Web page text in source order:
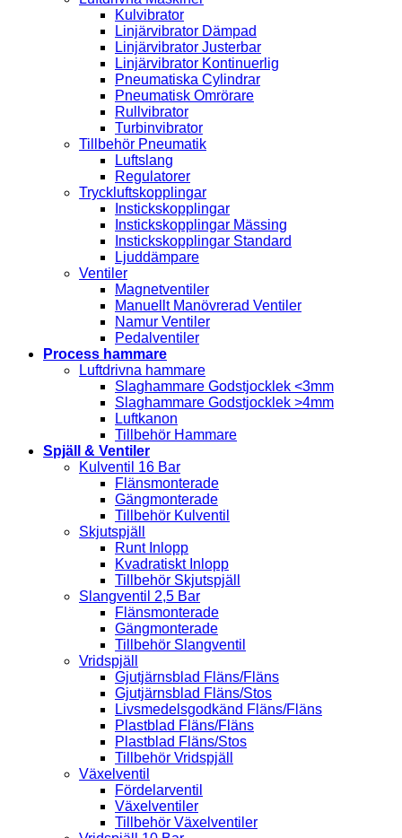
Kulvibrator
Linjärvibrator Dämpad
Linjärvibrator Justerbar
Linjärvibrator Kontinuerlig
Pneumatiska Cylindrar
Pneumatisk Omrörare
Rullvibrator
Turbinvibrator
Tillbehör Pneumatik
Luftslang
Regulatorer
Tryckluftskopplingar
Instickskopplingar
Instickskopplingar Mässing
Instickskopplingar Standard
Ljuddämpare
Ventiler
Magnetventiler
Manuellt Manövrerad Ventiler
Namur Ventiler
Pedalventiler
Process hammare
Luftdrivna hammare
Slaghammare Godstjocklek <3mm
Slaghammare Godstjocklek >4mm
Luftkanon
Tillbehör Hammare
Spjäll & Ventiler
Kulventil 16 Bar
Flänsmonterade
Gängmonterade
Tillbehör Kulventil
Skjutspjäll
Runt Inlopp
Kvadratiskt Inlopp
Tillbehör Skjutspjäll
Slangventil 2,5 Bar
Flänsmonterade
Gängmonterade
Tillbehör Slangventil
Vridspjäll
Gjutjärnsblad Fläns/Fläns
Gjutjärnsblad Fläns/Stos
Livsmedelsgodkänd Fläns/Fläns
Plastblad Fläns/Fläns
Plastblad Fläns/Stos
Tillbehör Vridspjäll
Växelventil
Fördelarventil
Växelventiler
Tillbehör Växelventiler